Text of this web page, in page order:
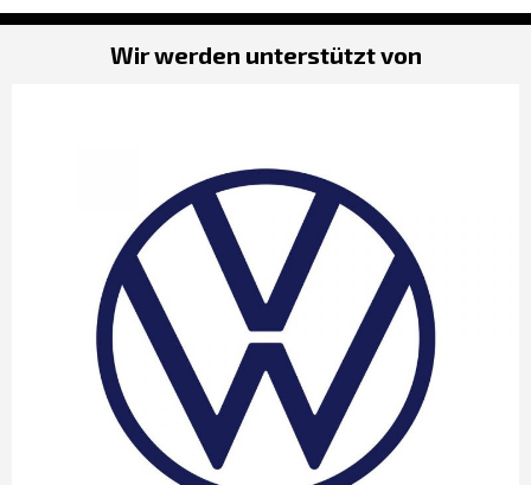
Wir werden unterstützt von